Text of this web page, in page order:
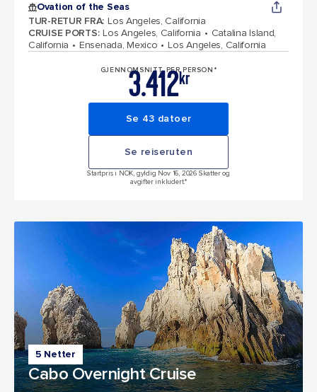
Ovation of the Seas
TUR-RETUR FRA: Los Angeles, California
CRUISE PORTS: Los Angeles, California
Catalina Island,
California
Ensenada, Mexico Los Angeles, California
GJENNOMSNITT PER PERSON*
kr
3.412
Se 43 datoer
Se reiseruten
Startpris i NOK, gyldig Nov 16, 2026 Skatter og
avgifter inkludert.*
5 Netter
Cabo Overnight Cruise